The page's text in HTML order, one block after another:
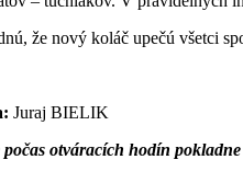
že nový koláč upečú všetci
Juraj BIELIK
otváracích hodín